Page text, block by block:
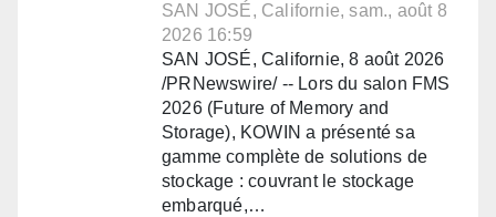
SAN JOSÉ, Californie, sam., août 8
2026 16:59
SAN JOSÉ, Californie, 8 août 2026
/PRNewswire/ -- Lors du salon FMS
2026 (Future of Memory and
Storage), KOWIN a présenté sa
gamme complète de solutions de
stockage : couvrant le stockage
embarqué,…